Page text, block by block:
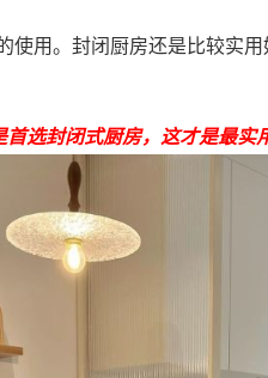
用。封闭厨房还是比较实用
首选封闭式厨房，这才是最实